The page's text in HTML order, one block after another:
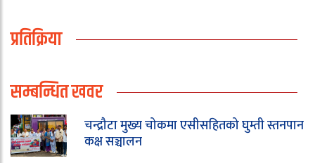
प्रतिक्रिया
सम्बन्धित खवर
चन्द्रौटा मुख्य चोकमा एसीसहितको घुम्ती स्तनपान
कक्ष सञ्चालन